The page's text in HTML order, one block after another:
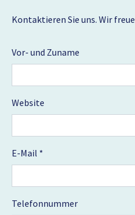
Kontaktieren Sie uns. Wir
Vor- und Zuname
Website
E-Mail *
Telefonnummer